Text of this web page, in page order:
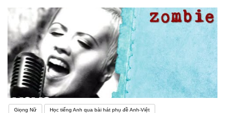
Giọng Nữ Học tiếng Anh qua bài hát phụ đề Anh-Việt